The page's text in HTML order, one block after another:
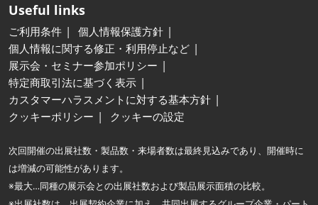
Useful links
ご利用条件
個人情報保護方針
個人情報に関する修正・利用停止など
展示会・セミナー参加ポリシー
特定商取引法に基づく表示
カスタマーハラスメントに対する基本方針
クッキーポリシー
クッキーの設定
次回開催の出展社数・製品数・来場者数は最終見込みであり、開催時に
は増減の可能性があります。
※最大…同種の展示会との出展社数および製品展示面積の比較。